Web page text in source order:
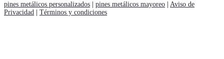
pines metálicos personalizados
pines metálicos mayoreo
Aviso de
Privacidad
Términos y condiciones